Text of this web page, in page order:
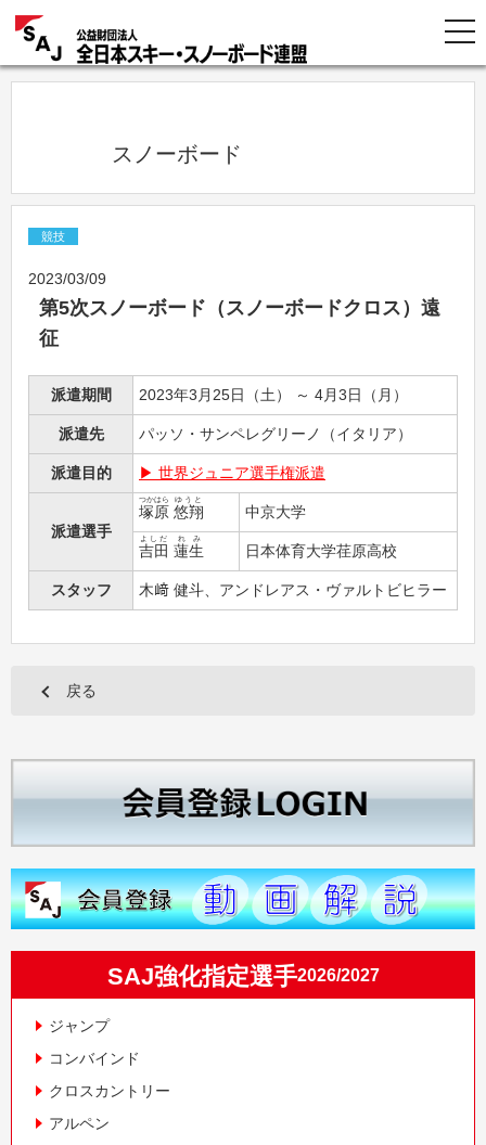
            スノーボード
競技
2023/03/09
第5次スノーボード（スノーボードクロス）遠
征
派遣期間 2023年3月25日（土） ～ 4月3日（月）
派遣先 パッソ・サンペレグリーノ（イタリア）
派遣目的 世界ジュニア選手権派遣
派遣選手
塚原
つかはら
悠翔
ゆうと
中京大学
吉田
よしだ
蓮生
れみ
日本体育大学荏原高校
スタッフ 木﨑 健斗、アンドレアス・ヴァルトビヒラー
戻る
SAJ強化指定選手2026/2027
ジャンプ
コンバインド
クロスカントリー
アルペン